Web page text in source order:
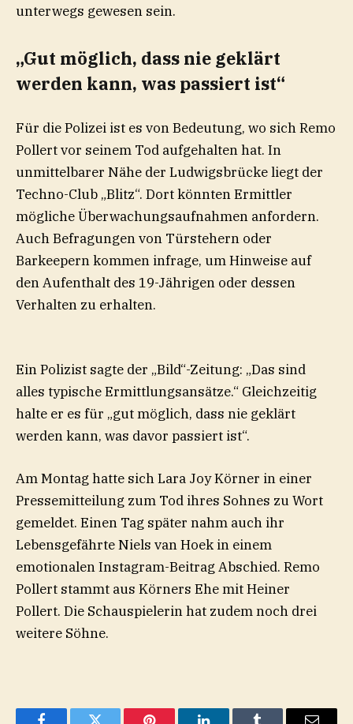
unterwegs gewesen sein.
„Gut möglich, dass nie geklärt
werden kann, was passiert ist“
Für die Polizei ist es von Bedeutung, wo sich Remo
Pollert vor seinem Tod aufgehalten hat. In
unmittelbarer Nähe der Ludwigsbrücke liegt der
Techno-Club „Blitz“. Dort könnten Ermittler
mögliche Überwachungsaufnahmen anfordern.
Auch Befragungen von Türstehern oder
Barkeepern kommen infrage, um Hinweise auf
den Aufenthalt des 19-Jährigen oder dessen
Verhalten zu erhalten.
Ein Polizist sagte der „Bild“-Zeitung: „Das sind
alles typische Ermittlungsansätze.“ Gleichzeitig
halte er es für „gut möglich, dass nie geklärt
werden kann, was davor passiert ist“.
Am Montag hatte sich Lara Joy Körner in einer
Pressemitteilung zum Tod ihres Sohnes zu Wort
gemeldet. Einen Tag später nahm auch ihr
Lebensgefährte Niels van Hoek in einem
emotionalen Instagram-Beitrag Abschied. Remo
Pollert stammt aus Körners Ehe mit Heiner
Pollert. Die Schauspielerin hat zudem noch drei
weitere Söhne.